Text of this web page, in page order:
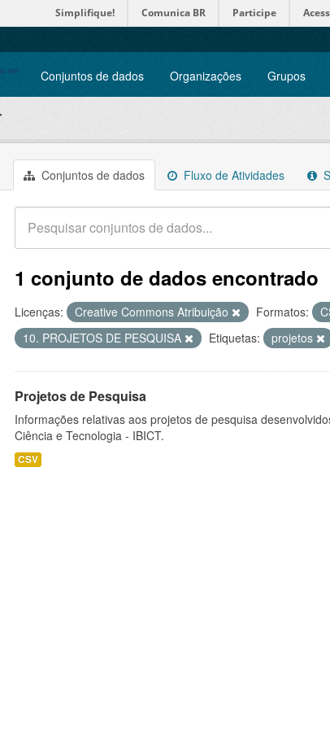
Simplifique! Comunica BR Participe
Conjuntos de dados Organizações Grupos
Conjuntos de dados Fluxo de Atividades
1 conjunto de dados encontrado
Licenças: Creative Commons Atribuição Formatos:
10. PROJETOS DE PESQUISA
Etiquetas: projetos
Projetos de Pesquisa
Informações relativas aos projetos de pesquisa
Ciência e Tecnologia - IBICT.
CSV